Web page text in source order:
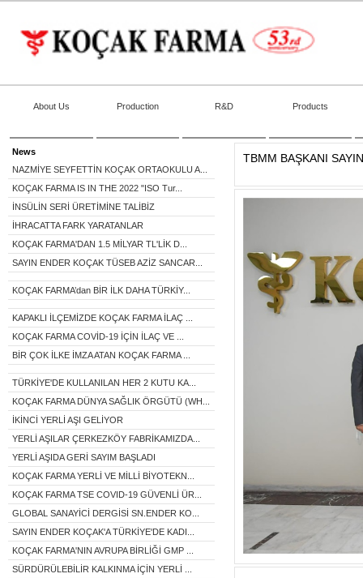
About Us Production R&D Products
News
NAZMİYE SEYFETTİN KOÇAK ORTAOKULU A...
KOÇAK FARMA IS IN THE 2022 "ISO Tur...
İNSÜLİN SERİ ÜRETİMİNE TALİBİZ
İHRACATTA FARK YARATANLAR
KOÇAK FARMA'DAN 1.5 MİLYAR TL'LİK D...
SAYIN ENDER KOÇAK TÜSEB AZİZ SANCAR...
KOÇAK FARMA’dan BİR İLK DAHA TÜRKİY...
KAPAKLI İLÇEMİZDE KOÇAK FARMA İLAÇ ...
KOÇAK FARMA COVİD-19 İÇİN İLAÇ VE ...
BİR ÇOK İLKE İMZA ATAN KOÇAK FARMA ...
TÜRKİYE'DE KULLANILAN HER 2 KUTU KA...
KOÇAK FARMA DÜNYA SAĞLIK ÖRGÜTÜ (WH...
İKİNCİ YERLİ AŞI GELİYOR
YERLİ AŞILAR ÇERKEZKÖY FABRİKAMIZDA...
YERLİ AŞIDA GERİ SAYIM BAŞLADI
KOÇAK FARMA YERLİ VE MİLLİ BİYOTEKN...
KOÇAK FARMA TSE COVID-19 GÜVENLİ ÜR...
GLOBAL SANAYİCİ DERGİSİ SN.ENDER KO...
SAYIN ENDER KOÇAK'A TÜRKİYE'DE KADI...
KOÇAK FARMA'NIN AVRUPA BİRLİĞİ GMP ...
SÜRDÜRÜLEBİLİR KALKINMA İÇİN YERLİ ...
TBMM BAŞKANI